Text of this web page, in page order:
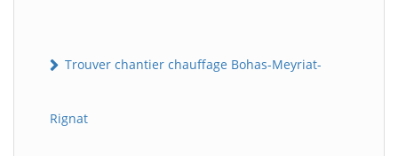
Trouver chantier chauffage Bohas-Meyriat-
Rignat